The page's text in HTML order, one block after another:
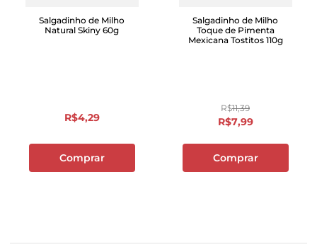
Salgadinho de Milho
Natural Skiny 60g
R$4,29
Comprar
Salgadinho de Milho
Toque de Pimenta
Mexicana Tostitos 110g
R$11,39
R$7,99
Comprar